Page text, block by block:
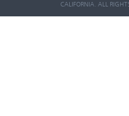
CALIFORNIA. ALL